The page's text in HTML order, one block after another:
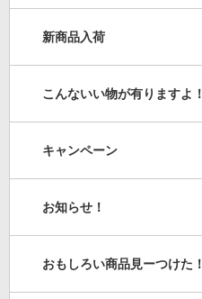
新商品入荷
こんないい物が有りますよ！
キャンペーン
お知らせ！
おもしろい商品見ーつけた！